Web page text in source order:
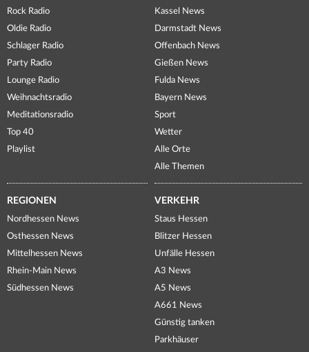
Rock Radio
Oldie Radio
Schlager Radio
Party Radio
Lounge Radio
Weihnachtsradio
Meditationsradio
Top 40
Playlist
Kassel News
Darmstadt News
Offenbach News
Gießen News
Fulda News
Bayern News
Sport
Wetter
Alle Orte
Alle Themen
REGIONEN
Nordhessen News
Osthessen News
Mittelhessen News
Rhein-Main News
Südhessen News
VERKEHR
Staus Hessen
Blitzer Hessen
Unfälle Hessen
A3 News
A5 News
A661 News
Günstig tanken
Parkhäuser